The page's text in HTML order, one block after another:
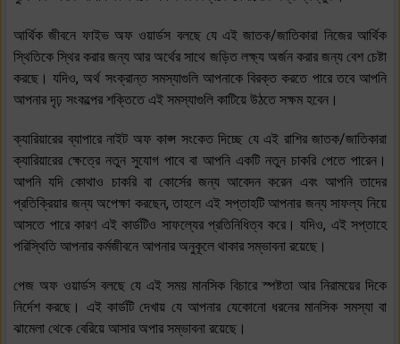
আর্থিক জীবনে ফাইভ অফ ওয়ার্ডস বলছে যে এই জাতক/জাতিকারা নিজের আর্থিক
স্থিতিকে স্থির করার জন্য আর অর্থের সাথে জড়িত লক্ষ্য অর্জন করার জন্য বেশ চেষ্টা
করছে। যদিও, অর্থ সংক্রান্ত সমস্যাগুলি আপনাকে বিরক্ত করতে পারে তবে আপনি
আপনার দৃঢ় সংকল্পের শক্তিতে এই সমস্যাগুলি কাটিয়ে উঠতে সক্ষম হবেন।
ক্যারিয়ারের ব্যাপারে নাইট অফ কাপ্স সংকেত দিচ্ছে যে এই রাশির জাতক/জাতিকারা
ক্যারিয়ারের ক্ষেত্রে নতুন সুযোগ পাবে বা আপনি একটি নতুন চাকরি পেতে পারেন।
আপনি যদি কোথাও চাকরি বা কোর্সের জন্য আবেদন করেন এবং আপনি তাদের
প্রতিক্রিয়ার জন্য অপেক্ষা করছেন, তাহলে এই সপ্তাহটি আপনার জন্য সাফল্য নিয়ে
আসতে পারে কারণ এই কার্ডটিও সাফল্যের প্রতিনিধিত্ব করে। যদিও, এই সপ্তাহে
পরিস্থিতি আপনার কর্মজীবনে আপনার অনুকূলে থাকার সম্ভাবনা রয়েছে।
পেজ অফ ওয়ার্ডস বলছে যে এই সময় মানসিক বিচারে স্পষ্টতা আর নিরাময়ের দিকে
নির্দেশ করছে। এই কার্ডটি দেখায় যে আপনার যেকোনো ধরনের মানসিক সমস্যা বা
ঝামেলা থেকে বেরিয়ে আসার অপার সম্ভাবনা রয়েছে।